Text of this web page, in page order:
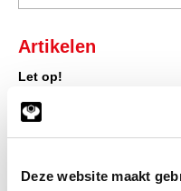
Deze website maakt
Artikelen
Let op!
te verkrijgen tot de
af kunt ronden.